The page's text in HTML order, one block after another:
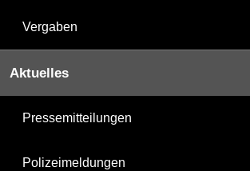
Vergaben
Aktuelles
Pressemitteilungen
Polizeimeldungen